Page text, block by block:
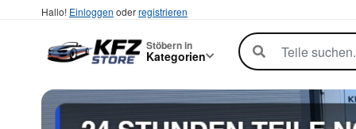
Hallo! Einloggen oderregistrieren
Stöbern in
Kategorien